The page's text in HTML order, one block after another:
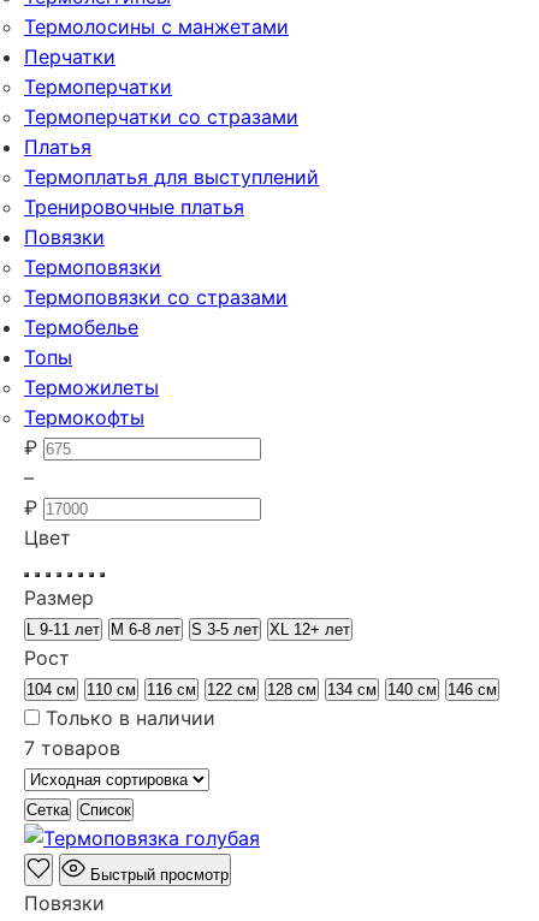
Термолосины с манжетами
Перчатки
Термоперчатки
Термоперчатки со стразами
Платья
Термоплатья для выступлений
Тренировочные платья
Повязки
Термоповязки
Термоповязки со стразами
Термобелье
Топы
Терможилеты
Термокофты
₽
–
₽
Цвет
Размер
L 9-11 лет M 6-8 лет S 3-5 лет XL 12+ лет
Рост
104 см 110 см 116 см 122 см 128 см 134 см 140 см 146 см
Только в наличии
7 товаров
Сетка Список
Быстрый просмотр
Повязки